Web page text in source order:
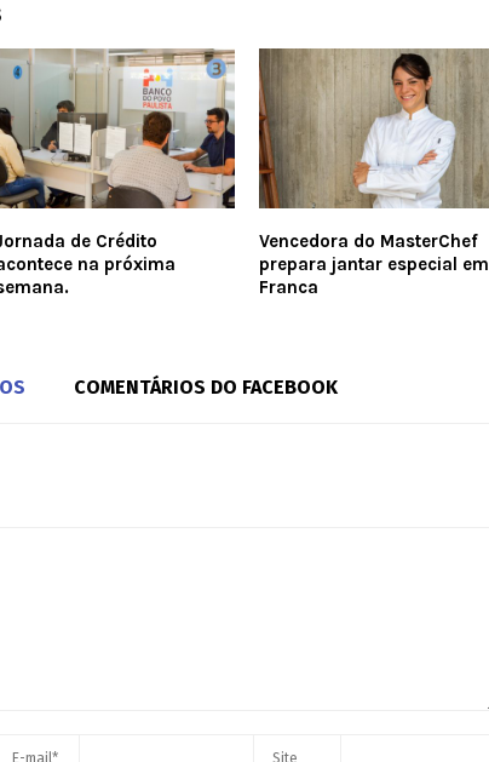
de Crédito
na próxima
Vencedora do MasterChef
prepara jantar especial em
Franca
COMENTÁRIOS DO FACEBOOK